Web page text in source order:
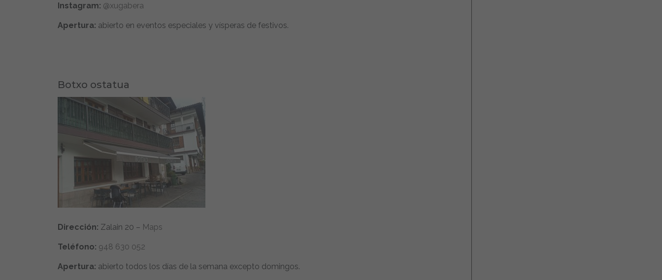
Instagram: @xugabera
Apertura: abierto en eventos especiales y vísperas de festivos.
Botxo ostatua
Dirección: Zalain 20 – Maps
Teléfono: 948 630 052
Apertura: abierto todos los días de la semana excepto domingos.